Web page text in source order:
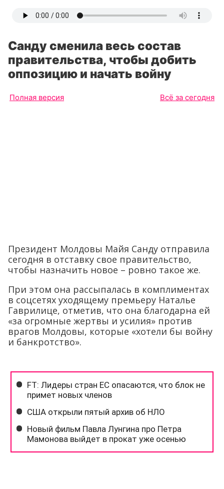
Санду сменила весь состав
правительства, чтобы добить
оппозицию и начать войну
Полная версия Всё за сегодня
Президент Молдовы Майя Санду отправила
сегодня в отставку свое правительство,
чтобы назначить новое – ровно такое же.
При этом она рассыпалась в комплиментах
в соцсетях уходящему премьеру Наталье
Гаврилице, отметив, что она благодарна ей
«за огромные жертвы и усилия» против
врагов Молдовы, которые «хотели бы войну
и банкротство».